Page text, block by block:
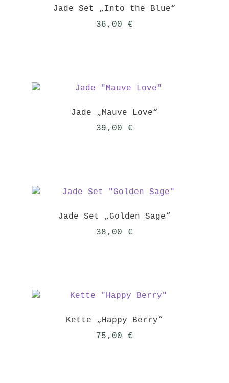
Jade Set „Into the Blue“
36,00 €
Jade „Mauve Love“
39,00 €
Jade Set „Golden Sage“
38,00 €
Kette „Happy Berry“
75,00 €